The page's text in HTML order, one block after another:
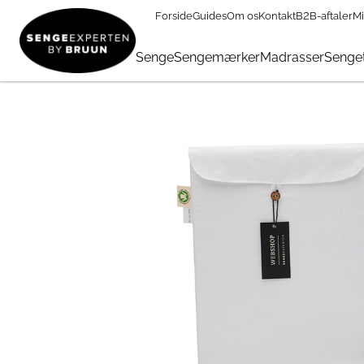
ForsideGuidesOm osKontaktB2B-aftaler
SengeSengemærkerMadrasser
Sengetøj & Lagner → Lagner → Kuvertlagner →